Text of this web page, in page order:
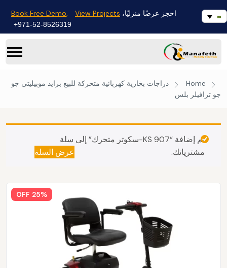
احجز عرضًا منزليًا، Book Free Demo, View Projects
971-52-8526319+
Home دراجات بخارية كهربائية متحركة للبيع برايد موبيليتي جو
جو ترافيلر بلس
تم إضافة “KS 907-سكوتر متحرك” إلى سلة
مشترياتك.
عرض السلة
25% OFF